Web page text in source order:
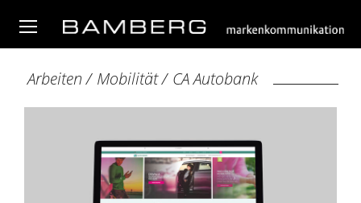
Arbeiten/ Mobilität/ CA Autobank